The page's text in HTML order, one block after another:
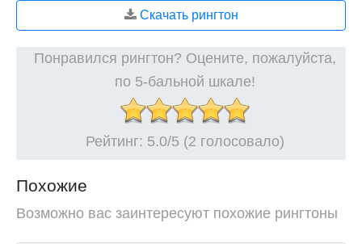
Скачать рингтон
Понравился рингтон? Оцените, пожалуйста,
по 5-бальной шкале!
Рейтинг: 5.0/5 (2 голосовало)
Похожие
Возможно вас заинтересуют похожие рингтоны